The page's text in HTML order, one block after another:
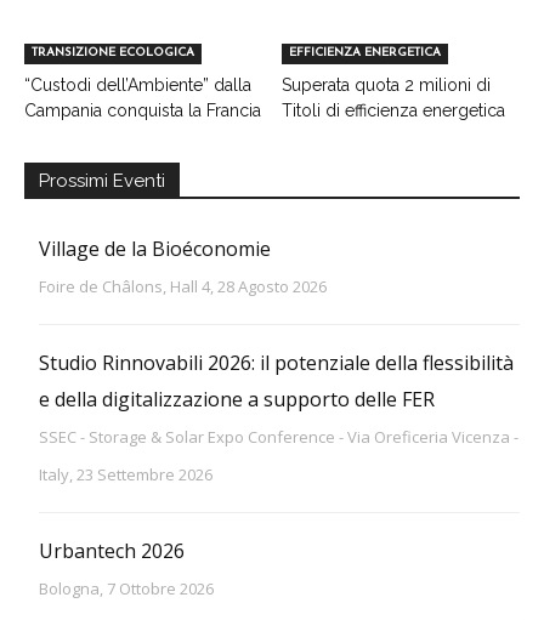
TRANSIZIONE ECOLOGICA
“Custodi dell’Ambiente” dalla
Campania conquista la Francia
EFFICIENZA ENERGETICA
Superata quota 2 milioni di
Titoli di efficienza energetica
Prossimi Eventi
Village de la Bioéconomie
Foire de Châlons, Hall 4, 28 Agosto 2026
Studio Rinnovabili 2026: il potenziale della flessibilità
e della digitalizzazione a supporto delle FER
SSEC - Storage & Solar Expo Conference - Via Oreficeria Vicenza -
Italy, 23 Settembre 2026
Urbantech 2026
Bologna, 7 Ottobre 2026